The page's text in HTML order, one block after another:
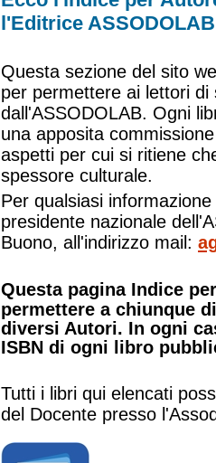
l'Editrice
Questa sezione del sito
per permettere ai lettori
dall'ASSODOLAB. Ogni
una apposita
aspetti per cui si ritiene
spessore culturale.
Per qualsiasi
presidente nazionale
Buono, all'indirizzo mail:
Questa pagina Indice
permettere a chiunque
diversi Autori. In ogni
ISBN di ogni libro
Tutti i libri qui elencati
del Docente presso